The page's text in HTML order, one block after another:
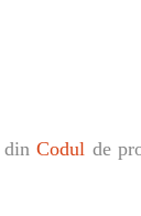
dinCodul de